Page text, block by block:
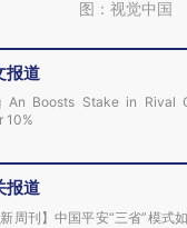
图：视觉中国
报道
An Boosts Stake in Rival
10%
报道
新周刊】中国平安“三省”模式